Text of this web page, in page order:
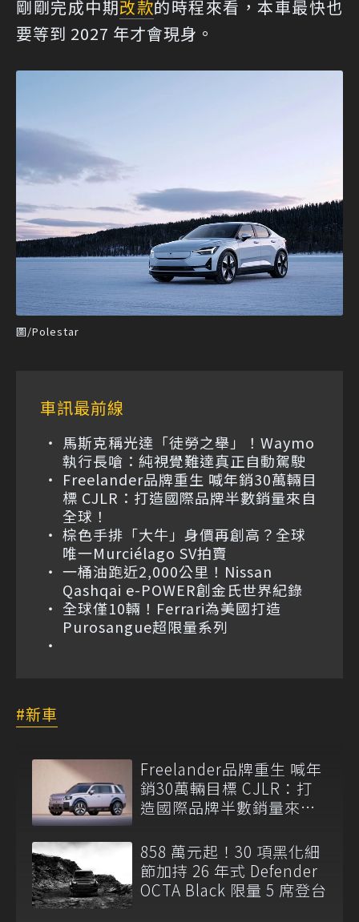
剛剛完成中期改款的時程來看，本車最快也
要等到 2027 年才會現身。
圖/Polestar
車訊最前線
馬斯克稱光達「徒勞之舉」！Waymo
執行長嗆：純視覺難達真正自動駕駛
Freelander品牌重生 喊年銷30萬輛目
標 CJLR：打造國際品牌半數銷量來自
全球！
棕色手排「大牛」身價再創高？全球
唯一Murciélago SV拍賣
一桶油跑近2,000公里！Nissan
Qashqai e-POWER創金氏世界紀錄
全球僅10輛！Ferrari為美國打造
Purosangue超限量系列
新車
Freelander品牌重生 喊年
銷30萬輛目標 CJLR：打
造國際品牌半數銷量來自
858 萬元起！30 項黑化細
節加持 26 年式 Defender
OCTA Black 限量 5 席登台